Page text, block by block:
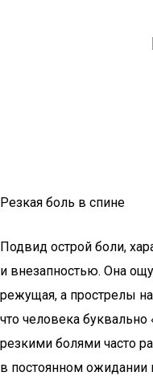
Резкая боль в спине
Подвид острой боли,
и внезапностью. Она
режущая, а прострелы
что человека
резкими болями часто
в постоянном ожидании